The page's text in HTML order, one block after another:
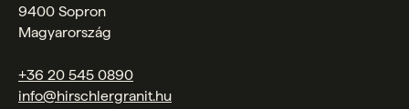
9400 Sopron
Magyarország
+36 20 545 0890
info@hirschlergranit.hu